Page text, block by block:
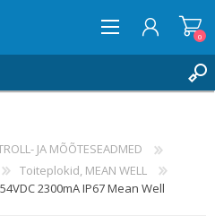
0
JA MÕÕTESEADMED
Toiteplokid, MEAN WELL
2300mA IP67 Mean Well